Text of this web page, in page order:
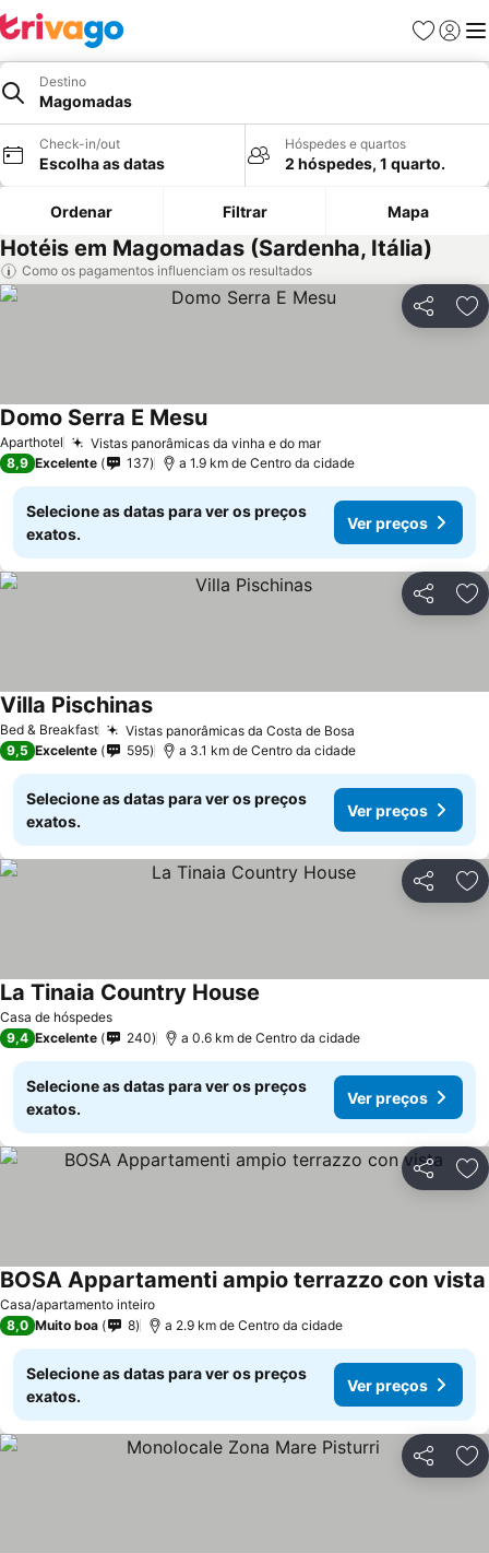
Favoritos
Iniciar
Destino
Magomadas
Check-in/out
Escolha as datas
Hóspedes e quartos
2 hóspedes, 1 quarto.
Ordenar Filtrar Mapa
Hotéis em Magomadas (Sardenha, Itália)
Como os pagamentos influenciam os resultados
Partilhar
Aparthotel Vistas panorâmicas da vinha e do mar
Domo Serra E Mesu
8,9 Excelente 137 a 1.9 km de Centro da cidade
Selecione as datas para ver os preços
exatos.
Ver preços
Partilhar
Bed & Breakfast Vistas panorâmicas da Costa de Bosa
Villa Pischinas
9,5 Excelente 595 a 3.1 km de Centro da cidade
Selecione as datas para ver os preços
exatos.
Ver preços
Partilhar
Casa de hóspedes
La Tinaia Country House
9,4 Excelente 240 a 0.6 km de Centro da cidade
Selecione as datas para ver os preços
exatos.
Ver preços
Partilhar
Casa/apartamento inteiro
BOSA Appartamenti ampio terrazzo con vista
8,0 Muito boa 8 a 2.9 km de Centro da cidade
Selecione as datas para ver os preços
exatos.
Ver preços
Partilhar